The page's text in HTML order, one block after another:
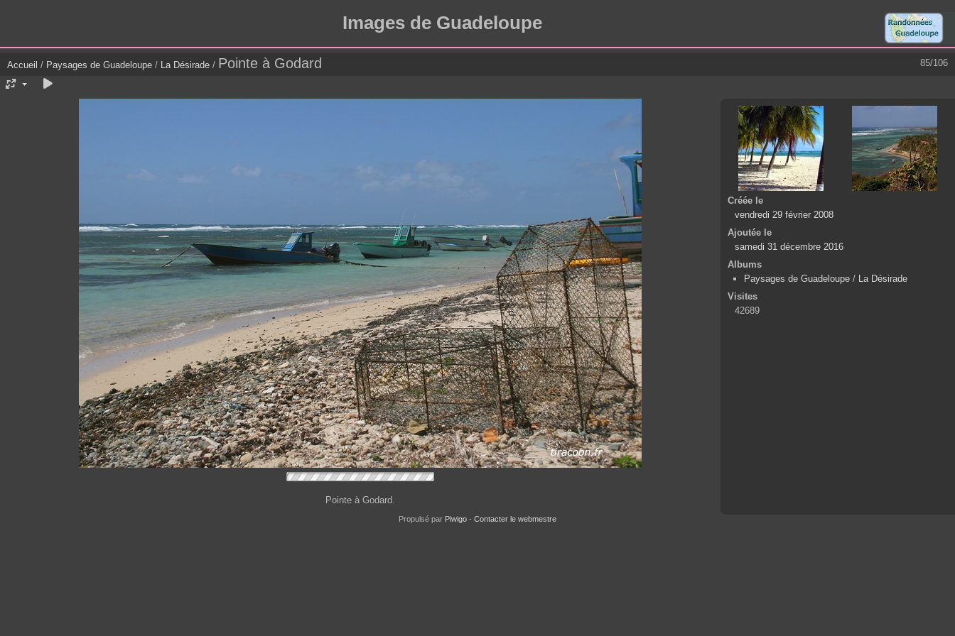
Images de Guadeloupe
85/106
Accueil / Paysages de Guadeloupe / La Désirade / Pointe à Godard
Pointe à Godard.
Créée le
vendredi 29 février 2008
Ajoutée le
samedi 31 décembre 2016
Albums
Paysages de Guadeloupe / La Désirade
Visites
42689
Propulsé par Piwigo - Contacter le webmestre